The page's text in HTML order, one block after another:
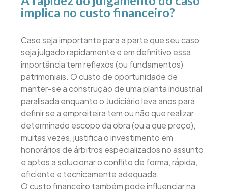
implica no custo financeiro?
Caso seja importante para a parte que seu caso
seja julgado rapidamente e em definitivo essa
importância tem reflexos (ou fundamentos)
patrimoniais. O custo de oportunidade de
manter-se a construção de uma planta industrial
paralisada enquanto o Judiciário leva anos para
definir se a empreiteira tem ou não que realizar
determinado escopo da obra (ou a que preço),
muitas vezes, justifica o investimento em
honorários de árbitros especializados no assunto
e aptos a solucionar o conflito de forma, rápida,
eficiente e tecnicamente adequada.
O custo financeiro também pode influenciar na